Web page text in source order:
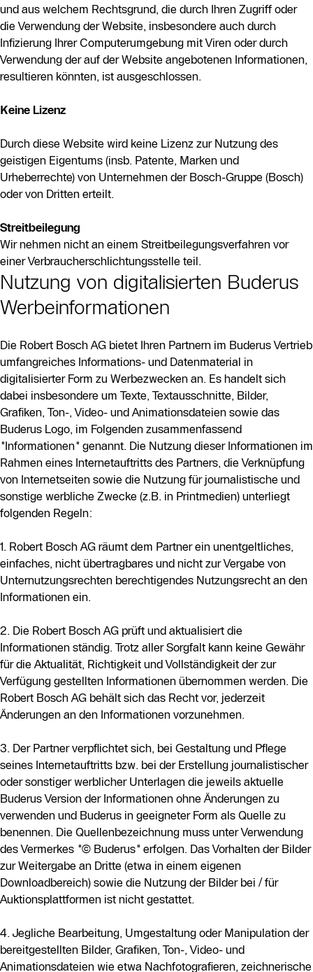
und aus welchem Rechtsgrund, die durch Ihren Zugriff oder
die Verwendung der Website, insbesondere auch durch
Infizierung Ihrer Computerumgebung mit Viren oder durch
Verwendung der auf der Website angebotenen Informationen,
resultieren könnten, ist ausgeschlossen.
Keine Lizenz
Durch diese Website wird keine Lizenz zur Nutzung des
geistigen Eigentums (insb. Patente, Marken und
Urheberrechte) von Unternehmen der Bosch-Gruppe (Bosch)
oder von Dritten erteilt.
Streitbeilegung
Wir nehmen nicht an einem Streitbeilegungsverfahren vor
einer Verbraucherschlichtungsstelle teil.
Nutzung von digitalisierten Buderus
Werbeinformationen
Die Robert Bosch AG bietet Ihren Partnern im Buderus Vertrieb
umfangreiches Informations- und Datenmaterial in
digitalisierter Form zu Werbezwecken an. Es handelt sich
dabei insbesondere um Texte, Textausschnitte, Bilder,
Grafiken, Ton-, Video- und Animationsdateien sowie das
Buderus Logo, im Folgenden zusammenfassend
"Informationen" genannt. Die Nutzung dieser Informationen im
Rahmen eines Internetauftritts des Partners, die Verknüpfung
von Internetseiten sowie die Nutzung für journalistische und
sonstige werbliche Zwecke (z.B. in Printmedien) unterliegt
folgenden Regeln:
1. Robert Bosch AG räumt dem Partner ein unentgeltliches,
einfaches, nicht übertragbares und nicht zur Vergabe von
Unternutzungsrechten berechtigendes Nutzungsrecht an den
Informationen ein.
2. Die Robert Bosch AG prüft und aktualisiert die
Informationen ständig. Trotz aller Sorgfalt kann keine Gewähr
für die Aktualität, Richtigkeit und Vollständigkeit der zur
Verfügung gestellten Informationen übernommen werden. Die
Robert Bosch AG behält sich das Recht vor, jederzeit
Änderungen an den Informationen vorzunehmen.
3. Der Partner verpflichtet sich, bei Gestaltung und Pflege
seines Internetauftritts bzw. bei der Erstellung journalistischer
oder sonstiger werblicher Unterlagen die jeweils aktuelle
Buderus Version der Informationen ohne Änderungen zu
verwenden und Buderus in geeigneter Form als Quelle zu
benennen. Die Quellenbezeichnung muss unter Verwendung
des Vermerkes "© Buderus" erfolgen. Das Vorhalten der Bilder
zur Weitergabe an Dritte (etwa in einem eigenen
Downloadbereich) sowie die Nutzung der Bilder bei / für
Auktionsplattformen ist nicht gestattet.
4. Jegliche Bearbeitung, Umgestaltung oder Manipulation der
bereitgestellten Bilder, Grafiken, Ton-, Video- und
Animationsdateien wie etwa Nachfotografieren, zeichnerische